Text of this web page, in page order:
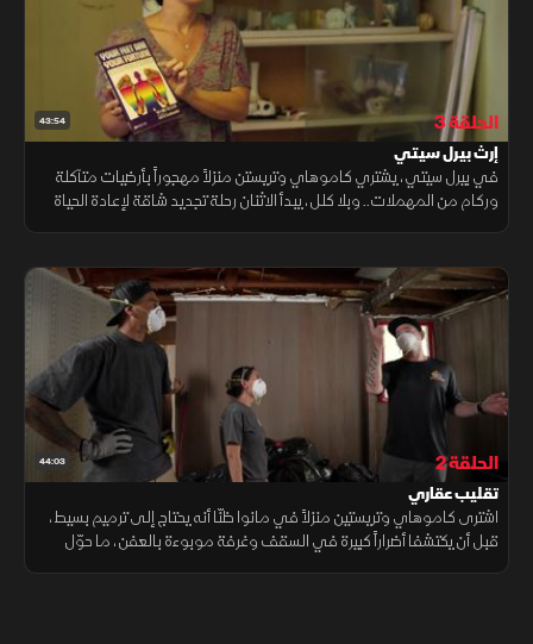
43:54 الحلقة 3
إرث بيرل سيتي
في بيرل سيتي، يشتري كاموهاي وتريستن منزلاً مهجوراً بأرضيات متآكلة
وركام من المهملات.. وبلا كلل، يبدأ الاثنان رحلة تجديد شاقة لإعادة الحياة
44:03 الحلقة 2
تقليب عقاري
اشترى كاموهاي وتريستين منزلاً في مانوا ظنّا أنه يحتاج إلى ترميم بسيط،
قبل أن يكتشفا أضراراً كبيرة في السقف وغرفة موبوءة بالعفن، ما حوّل